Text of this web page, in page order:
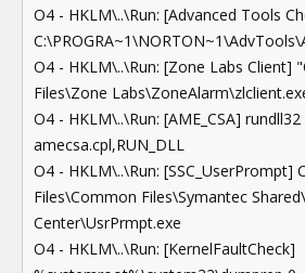
O4 - HKLM\..\Run: [Advanced Tools
O4 - HKLM\..\Run: [Zone Labs Client]
Files\Zone
O4 - HKLM\..\Run: [AME_CSA] rundll32
amecsa.cpl,RUN_DLL
O4 - HKLM\..\Run: [SSC_UserPrompt]
Files\Common Files\Symantec
Center\UsrPrmpt.exe
O4 - HKLM\..\Run: [KernelFaultCheck]